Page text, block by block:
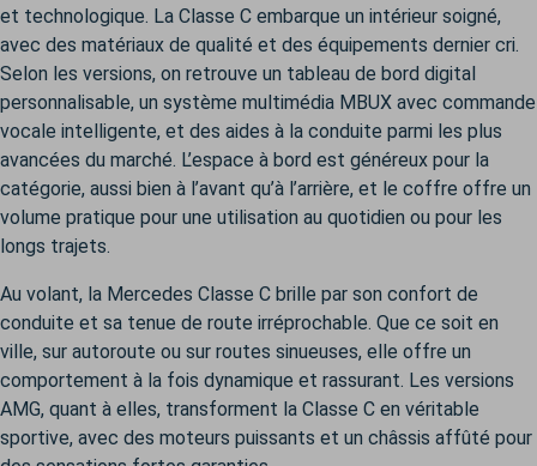
et technologique. La Classe C embarque un intérieur soigné,
avec des matériaux de qualité et des équipements dernier cri.
Selon les versions, on retrouve un tableau de bord digital
personnalisable, un système multimédia MBUX avec commande
vocale intelligente, et des aides à la conduite parmi les plus
avancées du marché. L’espace à bord est généreux pour la
catégorie, aussi bien à l’avant qu’à l’arrière, et le coffre offre un
volume pratique pour une utilisation au quotidien ou pour les
longs trajets.
Au volant, la Mercedes Classe C brille par son confort de
conduite et sa tenue de route irréprochable. Que ce soit en
ville, sur autoroute ou sur routes sinueuses, elle offre un
comportement à la fois dynamique et rassurant. Les versions
AMG, quant à elles, transforment la Classe C en véritable
sportive, avec des moteurs puissants et un châssis affûté pour